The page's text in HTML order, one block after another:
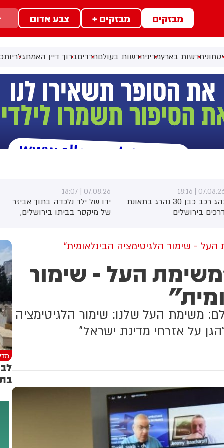
מבזקים מבזקים + צבע אדום
חדשות בארץמדיניחדשות בעולםחרדיםברוך דיין האמתגלריות
07.08.26 |
של ילד נלכדה בתוך אביזר
מיקסר בביתו בירושלים,
07.08.26 | 17:40
ראש השב"כ לשעבר רונן בר
השתתף היום בכנס לזכרו של
הבוקר בשכונת בקעה בירושלים- שימור הלגיטימציה הבינלאומית"
העל - שימור
משימת העל שלנו: שימור הלגיטימציה
על אזרחי מדינת ישראל"